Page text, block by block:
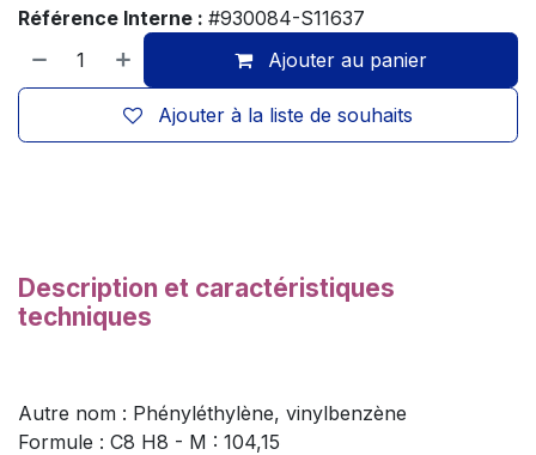
Référence Interne : #930084-S11637
Ajouter au panier
Ajouter à la liste de souhaits
Description et caractéristiques
techniques
Autre nom : Phényléthylène, vinylbenzène
Formule : C8 H8 - M : 104,15